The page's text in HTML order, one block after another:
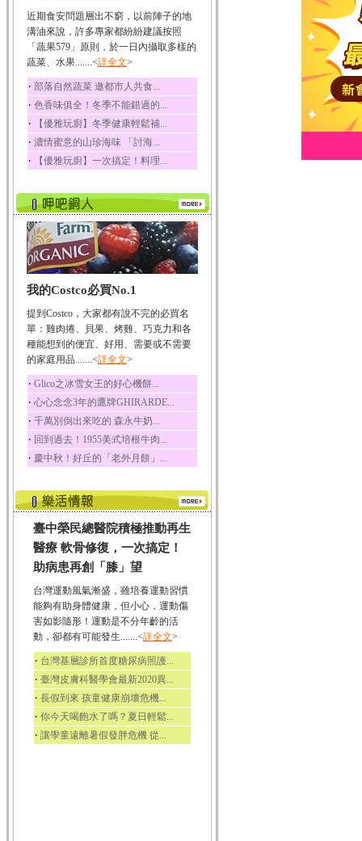
冬瓜
冬瓜營養價值高，鈉含
量極低是水腫病人的...
豆豉
豆豉裡頭含有營養的蛋
白質、脂肪、鈣、磷...
榛果
榛果裡所含的營養素有
蛋白質、脂肪、醣類...
迷迭香
酸、迷迭香酸、植物...
咖啡
咖啡中的咖啡因會刺激
中樞神經系統，特別...
椰子
椰子含有糖類、脂肪、
荔枝
荔枝性質溫和所含的營
養素有醣類、檸檬酸...
五味子
五味子性質溫熱所含營
養成分有揮發油、檸...
草魚
草魚含有維生素A、維生
素C、及豐富的蛋白...
近期食安問題層出不窮，以前陣子的地
溝油來說，許多專家都紛紛建議按照
「蔬果579」原則，於一日內攝取多樣的
蔬菜、水果.......<詳全文>
‧ 部落自然蔬菜 邀都市人共食...
‧ 色香味俱全！冬季不能錯過的...
‧ 【優雅玩廚】冬季健康輕鬆補...
‧ 濃情蜜意的山珍海味 「討海...
‧ 【優雅玩廚】一次搞定！料理...
我的Costco必買No.1
提到Costco，大家都有說不完的必買名
單：雞肉捲、貝果、烤雞、巧克力和各
種能想到的便宜、好用、需要或不需要
的家庭用品.......<詳全文>
‧ Glico之冰雪女王的好心機餅...
‧ 心心念念3年的鷹牌GHIRARDE...
‧ 千萬別倒出來吃的 森永牛奶...
‧ 回到過去！1955美式培根牛肉...
‧ 慶中秋！好丘的「老外月餅」...
臺中榮民總醫院積極推動再生
醫療 軟骨修復，一次搞定！
助病患再創「膝」望
台灣運動風氣漸盛，雖培養運動習慣
能夠有助身體健康，但小心，運動傷
害如影隨形！運動是不分年齡的活
動，卻都有可能發生.......<詳全文>
‧ 台灣基層診所首度糖尿病照護...
‧ 臺灣皮膚科醫學會最新2020異...
‧ 長假到來 孩童健康崩壞危機...
‧ 你今天喝飽水了嗎？夏日輕鬆...
‧ 讓學童遠離暑假發胖危機 從...